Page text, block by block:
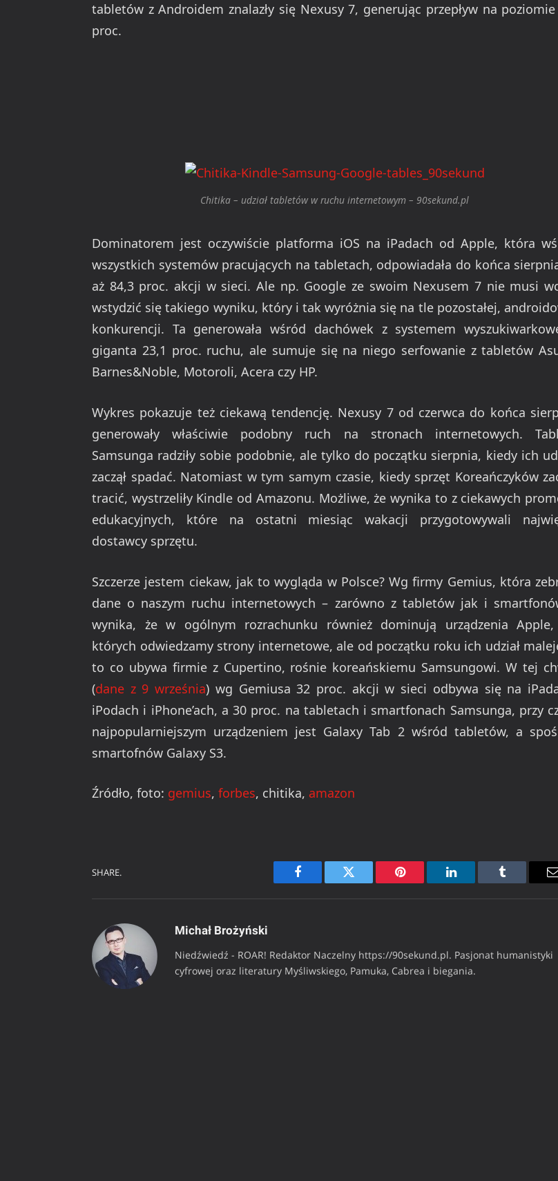
tabletów z Androidem znalazły się Nexusy 7, generując przepływ na
proc.
Chitika – udział tabletów w ruchu internetowym – 90sekund.pl
Dominatorem jest oczywiście platforma iOS na iPadach od Apple, która
wszystkich systemów pracujących na tabletach, odpowiadała do końca
aż 84,3 proc. akcji w sieci. Ale np. Google ze swoim Nexusem 7 nie musi
wstydzić się takiego wyniku, który i tak wyróżnia się na tle pozostałej,
konkurencji. Ta generowała wśród dachówek z systemem
giganta 23,1 proc. ruchu, ale sumuje się na niego serfowanie z tabletów
Barnes&Noble, Motoroli, Acera czy HP.
Wykres pokazuje też ciekawą tendencję. Nexusy 7 od czerwca do końca
generowały właściwie podobny ruch na stronach internetowych.
Samsunga radziły sobie podobnie, ale tylko do początku sierpnia, kiedy ich
zaczął spadać. Natomiast w tym samym czasie, kiedy sprzęt Koreańczyków
tracić, wystrzeliły Kindle od Amazonu. Możliwe, że wynika to z ciekawych
edukacyjnych, które na ostatni miesiąc wakacji przygotowywali
dostawcy sprzętu.
Szczerze jestem ciekaw, jak to wygląda w Polsce? Wg firmy Gemius, która
dane o naszym ruchu internetowych – zarówno z tabletów jak i
wynika, że w ogólnym rozrachunku również dominują urządzenia
których odwiedzamy strony internetowe, ale od początku roku ich udział
to co ubywa firmie z Cupertino, rośnie koreańskiemu Samsungowi. W tej
(dane z 9 września) wg Gemiusa 32 proc. akcji w sieci odbywa się na
iPodach i iPhone’ach, a 30 proc. na tabletach i smartfonach Samsunga, przy
najpopularniejszym urządzeniem jest Galaxy Tab 2 wśród tabletów, a
smartofnów Galaxy S3.
Źródło, foto: gemius, forbes, chitika, amazon
SHARE.
Facebook Twitter Pinterest LinkedIn Tumblr
Michał Brożyński
Niedźwiedź - ROAR! Redaktor Naczelny https://90sekund.pl. Pasjonat humanistyki
cyfrowej oraz literatury Myśliwskiego, Pamuka, Cabrea i biegania.